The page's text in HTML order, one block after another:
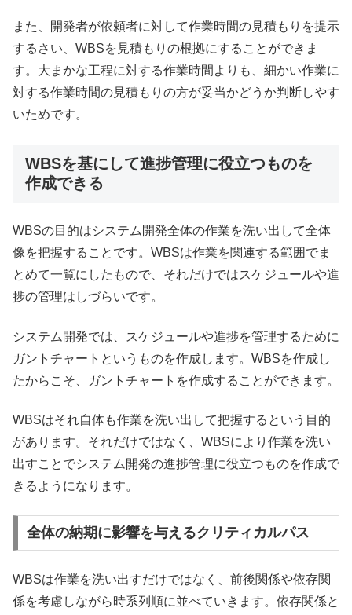
また、開発者が依頼者に対して作業時間の見積もりを提示
するさい、WBSを見積もりの根拠にすることができま
す。大まかな工程に対する作業時間よりも、細かい作業に
対する作業時間の見積もりの方が妥当かどうか判断しやす
いためです。
WBSを基にして進捗管理に役立つものを
作成できる
WBSの目的はシステム開発全体の作業を洗い出して全体
像を把握することです。WBSは作業を関連する範囲でま
とめて一覧にしたもので、それだけではスケジュールや進
捗の管理はしづらいです。
システム開発では、スケジュールや進捗を管理するために
ガントチャートというものを作成します。WBSを作成し
たからこそ、ガントチャートを作成することができます。
WBSはそれ自体も作業を洗い出して把握するという目的
があります。それだけではなく、WBSにより作業を洗い
出すことでシステム開発の進捗管理に役立つものを作成で
きるようになります。
全体の納期に影響を与えるクリティカルパス
WBSは作業を洗い出すだけではなく、前後関係や依存関
係を考慮しながら時系列順に並べていきます。依存関係と